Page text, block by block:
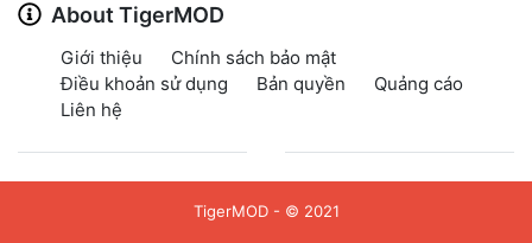
About TigerMOD
Giới thiệu
Chính sách bảo mật
Điều khoản sử dụng
Bản quyền
Quảng cáo
Liên hệ
TigerMOD- © 2021